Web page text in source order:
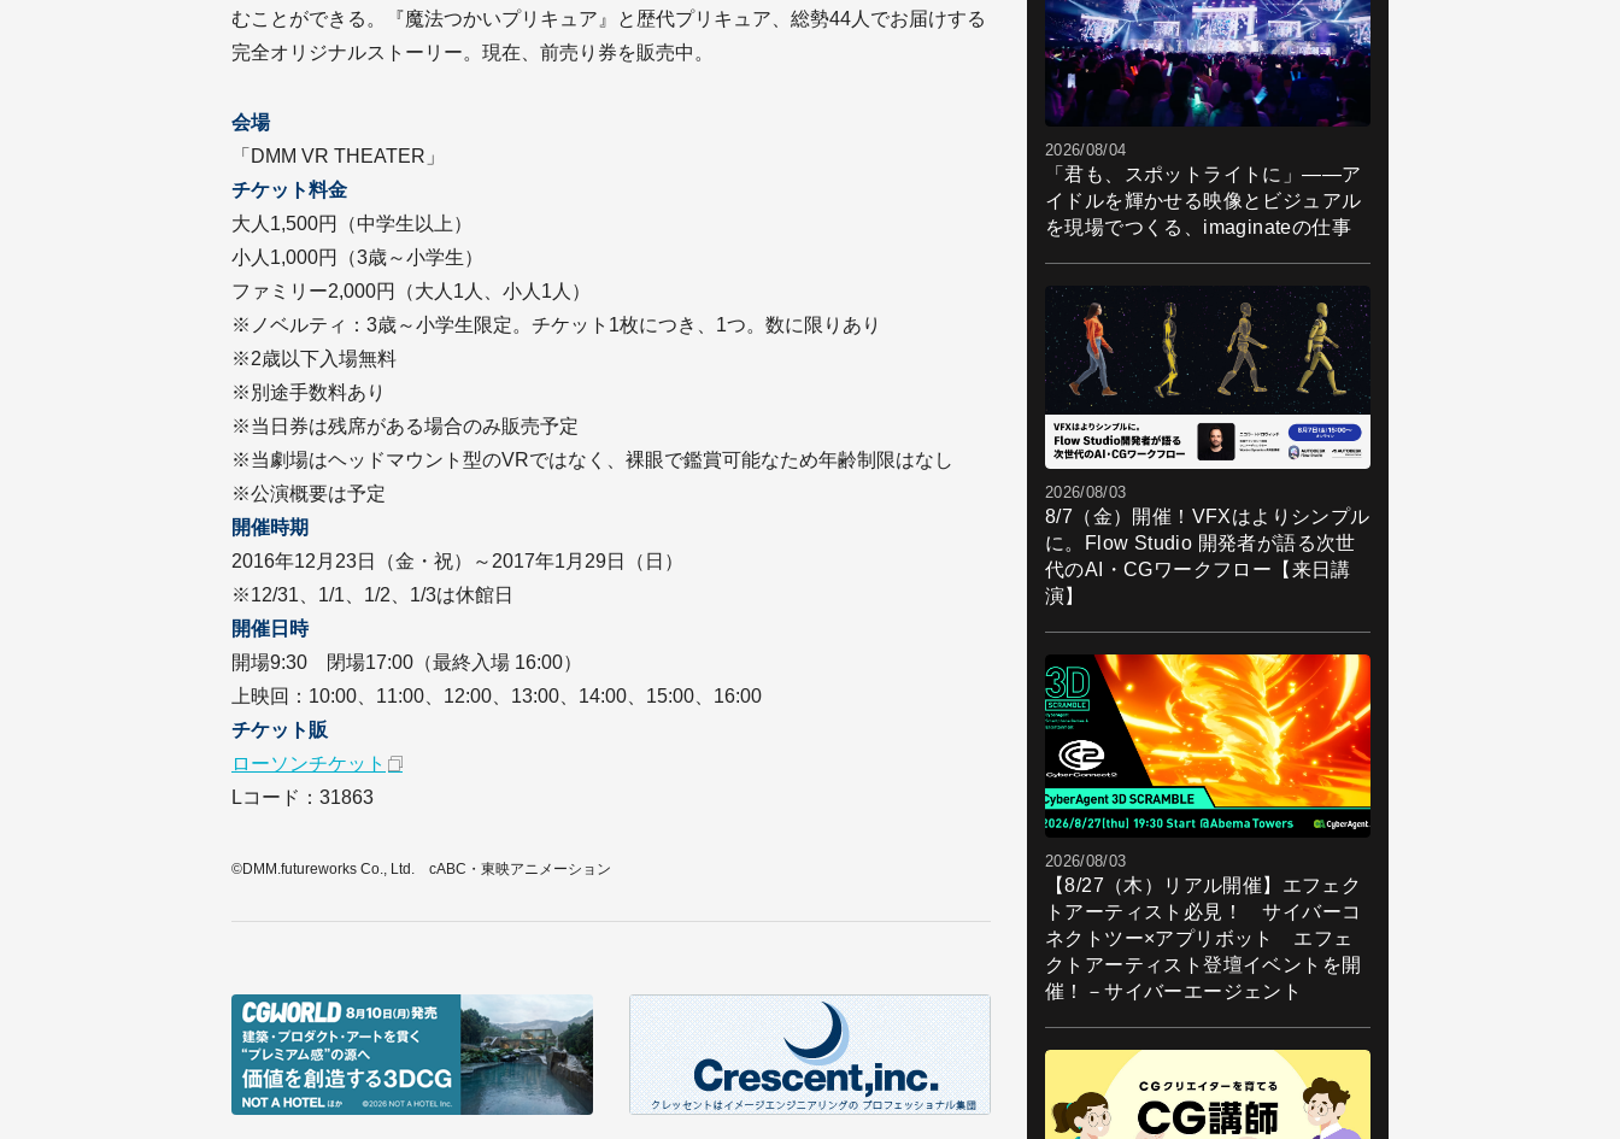
むことができる。『魔法つかいプリキュア』と歴代プリキュア、総勢44人でお届けする
完全オリジナルストーリー。現在、前売り券を販売中。
会場
「DMM VR THEATER」
チケット料金
大人1,500円（中学生以上）
小人1,000円（3歳～小学生）
ファミリー2,000円（大人1人、小人1人）
※ノベルティ：3歳～小学生限定。チケット1枚につき、1つ。数に限りあり
※2歳以下入場無料
※別途手数料あり
※当日券は残席がある場合のみ販売予定
※当劇場はヘッドマウント型のVRではなく、裸眼で鑑賞可能なため年齢制限はなし
※公演概要は予定
開催時期
2016年12月23日（金・祝）～2017年1月29日（日）
※12/31、1/1、1/2、1/3は休館日
開催日時
開場9:30 閉場17:00（最終入場 16:00）
上映回：10:00、11:00、12:00、13:00、14:00、15:00、16:00
チケット販
ローソンチケット
Lコード：31863
©DMM.futureworks Co., Ltd. cABC・東映アニメーション
2026/08/04
「君も、スポットライトに」――ア
イドルを輝かせる映像とビジュアル
を現場でつくる、imaginateの仕事
2026/08/03
8/7（金）開催！VFXはよりシンプル
に。Flow Studio 開発者が語る次世
代のAI・CGワークフロー【来日講
演】
2026/08/03
【8/27（木）リアル開催】エフェク
トアーティスト必見！ サイバーコ
ネクトツー×アプリボット エフェ
クトアーティスト登壇イベントを開
催！－サイバーエージェント